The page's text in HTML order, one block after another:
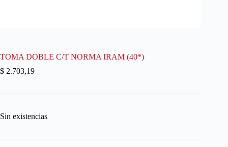
TOMA DOBLE C/T NORMA IRAM (40*)
$ 2.703,19
Sin existencias